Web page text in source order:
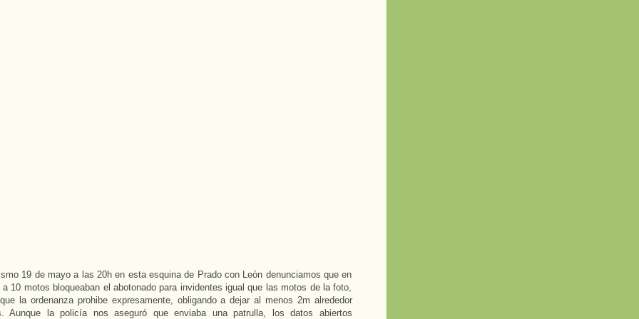
19 de mayo a las 20h en esta esquina de Prado con León denunciamos que en
a 10 motos bloqueaban el abotonado para invidentes igual que las motos de la foto,
la ordenanza prohibe expresamente, obligando a dejar al menos 2m alrededor
Aunque la policía nos aseguró que enviaba una patrulla, los datos abiertos